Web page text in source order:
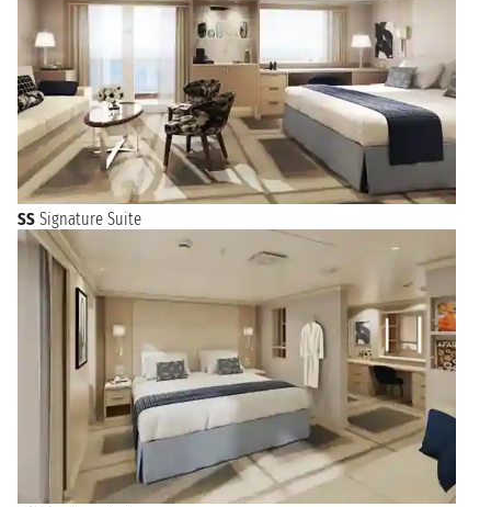
SS Signature Suite